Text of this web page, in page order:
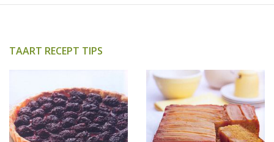
TAART RECEPT TIPS